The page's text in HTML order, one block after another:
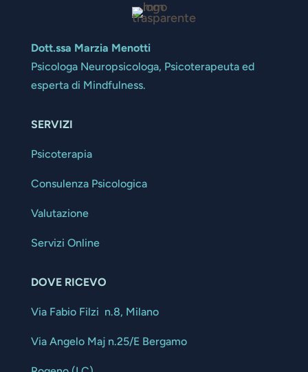
Dott.ssa Marzia Menotti
Psicologa Neuropsicologa, Psicoterapeuta ed
esperta di Mindfulness.
SERVIZI
Psicoterapia
Consulenza Psicologica
Valutazione
Servizi Online
DOVE RICEVO
Via Fabio Filzi n.8, Milano
Via Angelo Maj n.25/E Bergamo